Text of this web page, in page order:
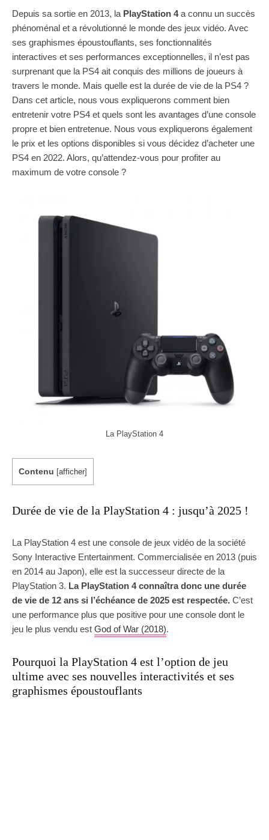
Depuis sa sortie en 2013, la PlayStation 4a connu un succès
phénoménal et a révolutionné le monde des jeux vidéo. Avec
ses graphismes époustouflants, ses fonctionnalités
interactives et ses performances exceptionnelles, il n’est pas
surprenant que la PS4 ait conquis des millions de joueurs à
travers le monde. Mais quelle est la durée de vie de la PS4 ?
Dans cet article, nous vous expliquerons comment bien
entretenir votre PS4 et quels sont les avantages d’une console
propre et bien entretenue. Nous vous expliquerons également
le prix et les options disponibles si vous décidez d’acheter une
PS4 en 2022. Alors, qu’attendez-vous pour profiter au
maximum de votre console ?
La PlayStation 4
Contenu [afficher]
Durée de vie de la PlayStation 4 : jusqu’à 2025 !
La PlayStation 4 est une console de jeux vidéo de la société
Sony Interactive Entertainment. Commercialisée en 2013 (puis
en 2014 au Japon), elle est la successeur directe de la
PlayStation 3. La PlayStation 4 connaîtra donc une durée
de vie de 12 ans si l’échéance de 2025 est respectée. C’est
une performance plus que positive pour une console dont le
jeu le plus vendu est God of War (2018).
Pourquoi la PlayStation 4 est l’option de jeu
ultime avec ses nouvelles interactivités et ses
graphismes époustouflants